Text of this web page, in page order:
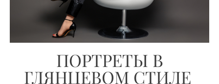
ПОРТРЕТЫ В
ГЛЯНЦЕВОМ СТИЛЕ